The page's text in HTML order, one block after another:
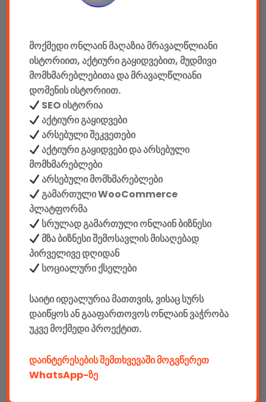
ელემენტები
აკკუმულატორები
კაბელები & დამტენები
დისკები
ჩანთები
სეიფები
კონსტრუქტორები
E-mobility
კომპიუტერები & აქსესუარები
ტელეფონები & აქსესუარები
ნოუთბუქები & აქსესუარები
მოქმედი ონლაინ მაღაზია მრავალწლიანი
ისტორიით, აქტიური გაყიდვებით, მუდმივი
მომხმარებლებითა და მრავალწლიანი
დომენის ისტორიით.
SEO ისტორია
აქტიური გაყიდვები
არსებული შეკვეთები
აქტიური გაყიდვები და არსებული
მომხმარებლები
არსებული მომხმარებლები
გამართული WooCommerce
პლატფორმა
სრულად გამართული ონლაინ ბიზნესი
მზა ბიზნესი შემოსავლის მისაღებად
პირველივე დღიდან
სოციალური ქსელები
საიტი იდეალურია მათთვის, ვისაც სურს
დაიწყოს ან გააფართოვოს ონლაინ ვაჭრობა
უკვე მოქმედი პროექტით.
დაინტერესების შემთხვევაში მოგვწერეთ
WhatsApp-ზე